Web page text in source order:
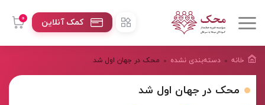
0 کمک آنلاین
خانه دسته‌بندی نشده محک در جهان اول شد
محک در جهان اول شد